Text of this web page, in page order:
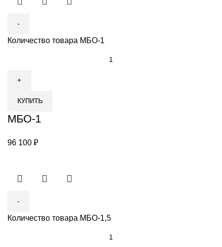
Количество товара МБО-1
КУПИТЬ
МБО-1
96 100 ₽
Количество товара МБО-1,5